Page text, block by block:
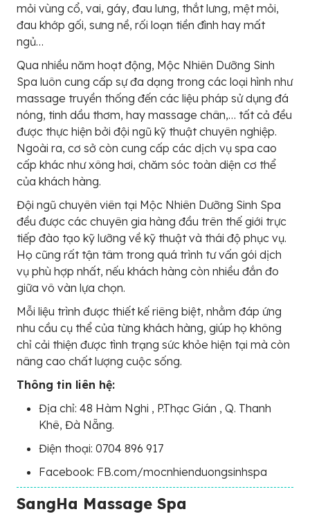
mỏi vùng cổ, vai, gáy, đau lưng, thắt lưng, mệt mỏi,
đau khớp gối, sưng nề, rối loạn tiền đình hay mất
ngủ…
Qua nhiều năm hoạt động, Mộc Nhiên Dưỡng Sinh
Spa luôn cung cấp sự đa dạng trong các loại hình như
massage truyền thống đến các liệu pháp sử dụng đá
nóng, tinh dầu thơm, hay massage chân,… tất cả đều
được thực hiện bởi đội ngũ kỹ thuật chuyên nghiệp.
Ngoài ra, cơ sở còn cung cấp các dịch vụ spa cao
cấp khác như xông hơi, chăm sóc toàn diện cơ thể
của khách hàng.
Đội ngũ chuyên viên tại Mộc Nhiên Dưỡng Sinh Spa
đều được các chuyên gia hàng đầu trên thế giới trực
tiếp đào tạo kỹ lưỡng về kỹ thuật và thái độ phục vụ.
Họ cũng rất tận tâm trong quá trình tư vấn gói dịch
vụ phù hợp nhất, nếu khách hàng còn nhiều đắn đo
giữa vô vàn lựa chọn.
Mỗi liệu trình được thiết kế riêng biệt, nhằm đáp ứng
nhu cầu cụ thể của từng khách hàng, giúp họ không
chỉ cải thiện được tình trạng sức khỏe hiện tại mà còn
nâng cao chất lượng cuộc sống.
Thông tin liên hệ:
Địa chỉ: 48 Hàm Nghi , P.Thạc Gián , Q. Thanh
Khê, Đà Nẵng.
Điện thoại: 0704 896 917
Facebook: FB.com/mocnhienduongsinhspa
SangHa Massage Spa